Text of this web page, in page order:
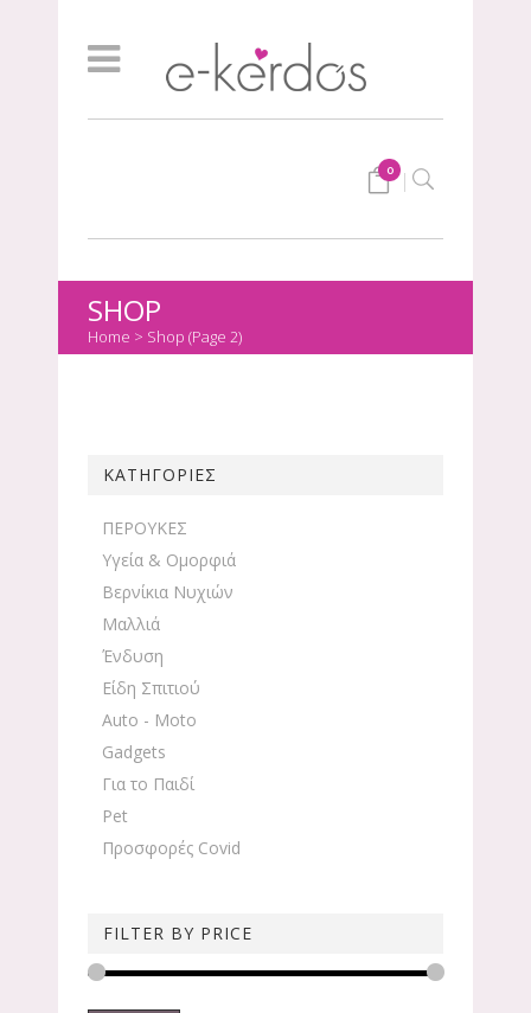
0
SHOP
Home > Shop (Page 2)
ΚΑΤΗΓΟΡΙΕΣ
ΠΕΡΟΥΚΕΣ
Υγεία & Ομορφιά
Βερνίκια Νυχιών
Μαλλιά
Ένδυση
Είδη Σπιτιού
Auto - Moto
Gadgets
Για το Παιδί
Pet
Προσφορές Covid
FILTER BY PRICE